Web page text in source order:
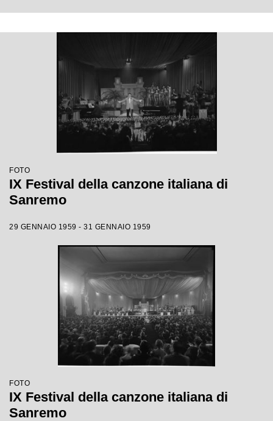
FOTO
IX Festival della canzone italiana di
Sanremo
29 GENNAIO 1959 - 31 GENNAIO 1959
FOTO
IX Festival della canzone italiana di
Sanremo